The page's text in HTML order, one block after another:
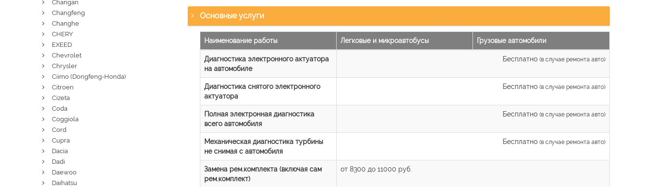
Основные услуги
Наименование работы Легковые и микроавтобусы Грузовые автомобили
Диагностика электронного актуатора
на автомобиле
Бесплатно (в случае ремонта авто)
Диагностика снятого электронного
актуатора
Бесплатно (в случае ремонта авто)
Полная электронная диагностика
всего автомобиля
Бесплатно (в случае ремонта авто)
Механическая диагностика турбины
не снимая с автомобиля
Бесплатно (в случае ремонта авто)
Замена рем.комплекта (включая сам
рем.комплект)
от 8300 до 11000 руб.
Changan
Changfeng
Changhe
CHERY
EXEED
Chevrolet
Chrysler
Ciimo (Dongfeng-Honda)
Citroen
Cizeta
Coda
Coggiola
Cord
Cupra
Dacia
Dadi
Daewoo
Daihatsu